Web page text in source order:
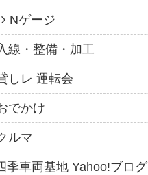
Nゲージ
線・整備・加工
しレ 運転会
でかけ
ルマ
季車両基地 Yahoo!ブログ